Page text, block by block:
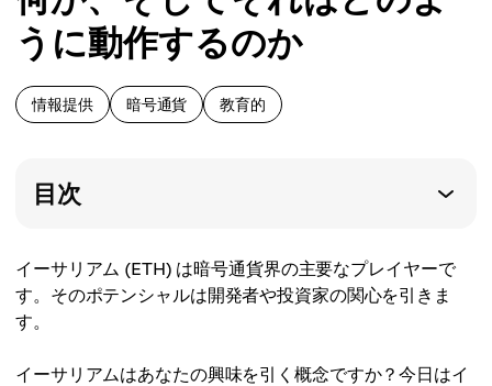
うに動作するのか
情報提供 暗号通貨 教育的
目次
イーサリアム (ETH) は暗号通貨界の主要なプレイヤーで
す。そのポテンシャルは開発者や投資家の関心を引きま
す。
イーサリアムはあなたの興味を引く概念ですか？今日はイ